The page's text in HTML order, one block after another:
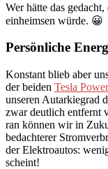
Wer hätte das
einheimsen würde. 😀
Persönliche
Konstant blieb aber
der beiden Tesla
unseren Autarkiegrad
zwar deutlich entfernt
ran können wir in
bedachterer
der Elektroautos:
scheint!